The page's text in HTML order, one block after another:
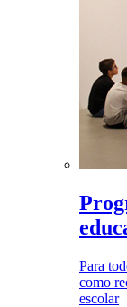
Para
como
escolar